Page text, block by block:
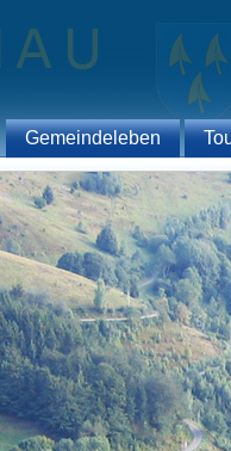
Gemeindeleben